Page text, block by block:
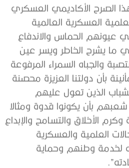
الصرح الأكاديمي العسكري
العسكرية العالمية
عيونهم الحماس والاندفاع
ما يشرح الخاطر ويسر عين
والجباه السمراء المرفوعة
بأن دولتنا العزيزة محصنة
الذين تعول عليهم
بأن يكونوا قدوة ومثالا
وكرم الأخلاق والتسامح والإبداع
العلمية والعسكرية
لخدمة وطنهم وحماية